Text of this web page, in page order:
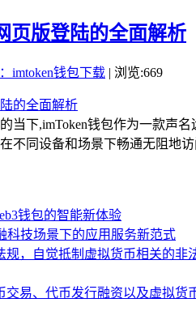
页版登陆的全面解析
imtoken钱包下载 | 浏览:669
当下,imToken钱包作为一款声
不同设备和场景下畅通无阻地
钱包的智能新体验
科技场景下的应用服务新范式
规，自觉抵制虚拟货币相关的
交易、代币发行融资以及虚拟